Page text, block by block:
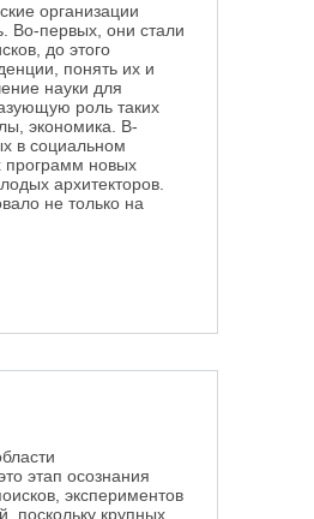
организации
Во-первых, они стали
до этого
понять их и
науки для
роль таких
экономика. В-
в социальном
программ новых
архитекторов.
не только на
этап осознания
экспериментов
поскольку крупных